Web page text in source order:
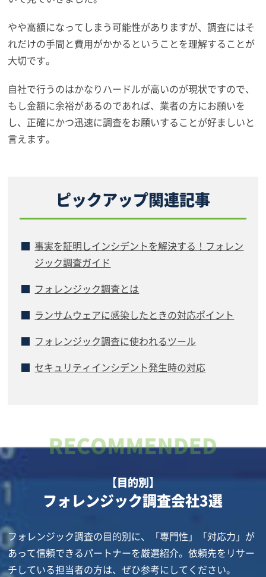
やや高額になってしまう可能性がありますが、調査にはそ
れだけの手間と費用がかかるということを理解することが
大切です。
自社で行うのはかなりハードルが高いのが現状ですので、
もし金額に余裕があるのであれば、業者の方にお願いを
し、正確にかつ迅速に調査をお願いすることが好ましいと
言えます。
ピックアップ関連記事
事実を証明しインシデントを解決する！フォレン
ジック調査ガイド
フォレンジック調査とは
ランサムウェアに感染したときの対応ポイント
フォレンジック調査に使われるツール
セキュリティインシデント発生時の対応
【目的別】
フォレンジック調査会社3選
フォレンジック調査の目的別に、「専門性」「対応力」が
あって信頼できるパートナーを厳選紹介。依頼先をリサー
チしている担当者の方は、ぜひ参考にしてください。